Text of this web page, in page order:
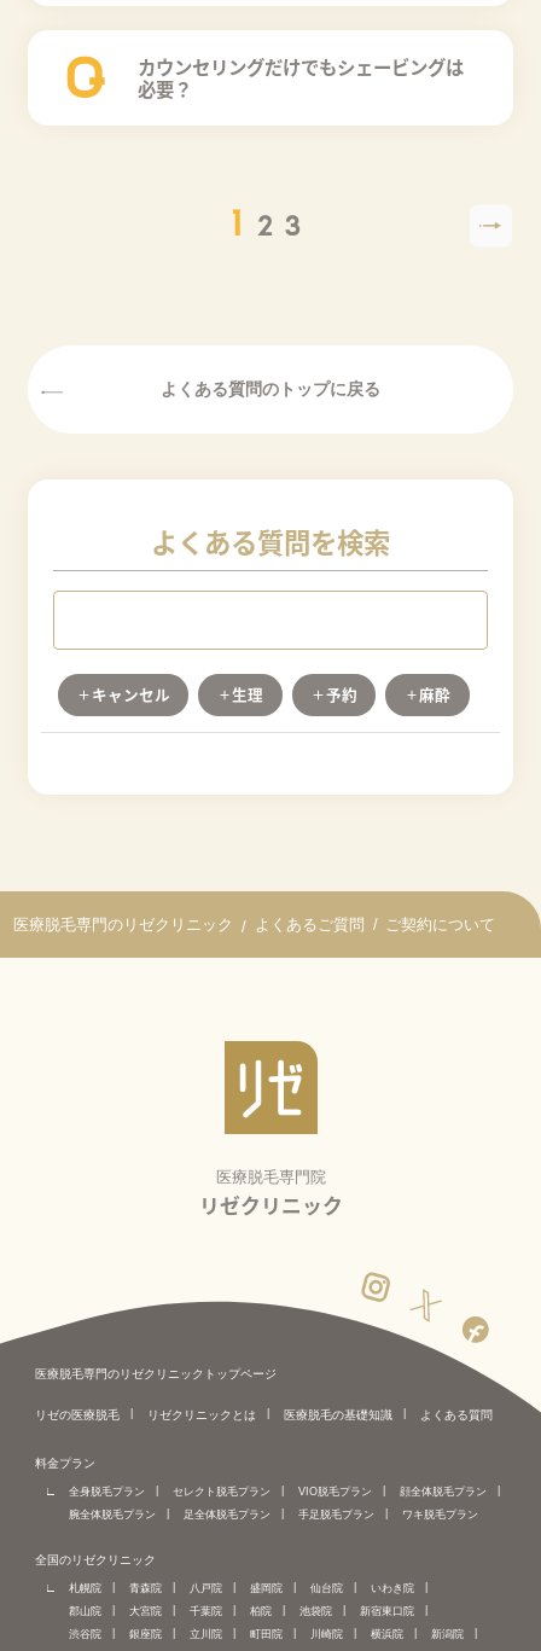
Q
カウンセリングだけでもシェービングは
必要？
1 2 3
よくある質問を検索
キャンセル 生理 予約 麻酔
無料カウンセリング 追加料金 剃毛
よくあるご質問 ご契約について
医療脱毛専門院
リゼクリニック
医療脱毛専門のリゼクリニックトップページ
リゼの医療脱毛 リゼクリニックとは 医療脱毛の基礎知識 よくある質問
料金プラン
全身脱毛プラン セレクト脱毛プラン VIO脱毛プラン
顔全体脱毛プラン
腕全体脱毛プラン
足全体脱毛プラン 手足脱毛プラン ワキ脱毛プラン
全国のリゼクリニック
札幌院 青森院 八戸院 盛岡院 仙台院
いわき院
郡山院
大宮院 千葉院 柏院 池袋院
新宿東口院
渋谷院
銀座院 立川院 町田院 川崎院 横浜院
新潟院